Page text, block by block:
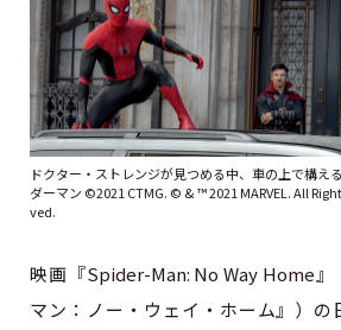
ドクター・ストレンジが見つめる中、車の上で構え
ダーマン ©2021 CTMG. © & ™ 2021 MARVEL. All
ved.
映画『Spider-Man: No Way Home』
マン：ノー・ウェイ・ホーム』）の